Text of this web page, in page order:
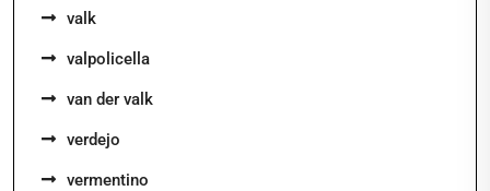
valk
valpolicella
van der valk
verdejo
vermentino